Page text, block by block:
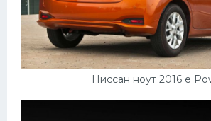
Ниссан ноут 2016 e